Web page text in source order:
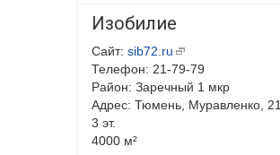
Изобилие
Сайт: sib72.ru
Телефон: 21-79-79
Район: Заречный 1 мкр
Адрес: Тюмень, Муравленко, 21
3 эт.
4000 м²